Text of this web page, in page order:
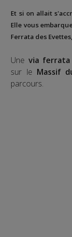
Et si on allait
Elle vous
Ferrata des Evettes
Une via ferrata
sur le Massif
parcours.